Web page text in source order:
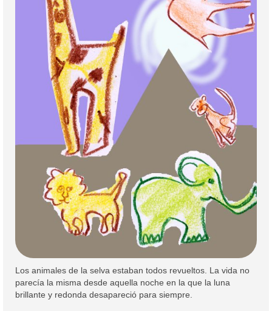
Sobre mi
Contacto
Los animales de la selva estaban todos revueltos. La vida no
parecía la misma desde aquella noche en la que la luna
brillante y redonda desapareció para siempre.